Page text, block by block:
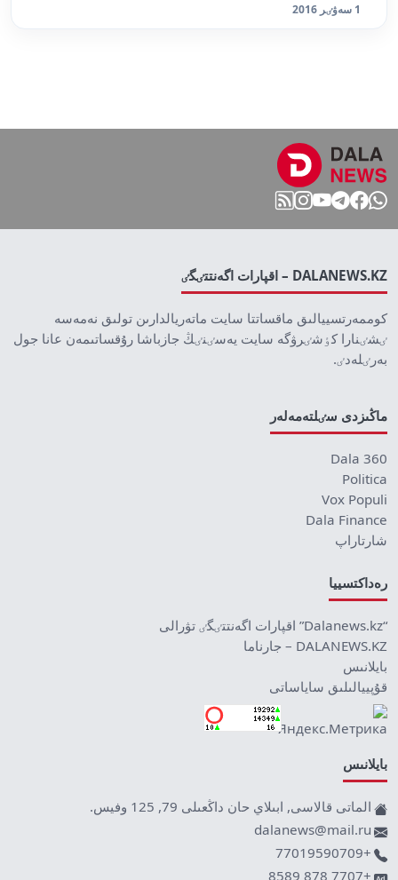
1 سەۋٸر 2016
DALANEWS.KZ – اقپارات اگەنتتٸگٸ
كوممەرتسييالىق ماقساتتا سايت ماتەريالدارىن تولىق نەمەسە
ٸشٸنارا كٶشٸرۋگە سايت يەسٸنٸڭ جازباشا رۇقساتىمەن عانا جول
بەرٸلەدٸ.
ماڭىزدى سٸلتەمەلەر
Dala 360
Politica
Vox Populi
Dala Finance
شارتاراپ
رەداكتسييا
“Dalanews.kz” اقپارات اگەنتتٸگٸ تۋرالى
DALANEWS.KZ – جارناما
بايلانىس
قۇپييالىلىق ساياساتى
بايلانىس
الماتى قالاسى, ابىلاي حان داڭعىلى 79, 125 وفيس.
dalanews@mail.ru
+77019590709
+7707 878 8589